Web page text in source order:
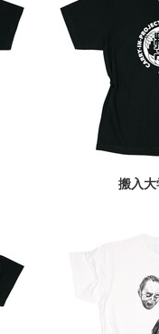
搬入大